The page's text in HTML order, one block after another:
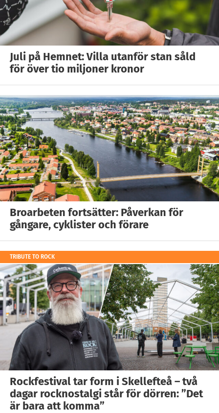
Juli på Hemnet: Villa utanför stan såld
för över tio miljoner kronor
Broarbeten fortsätter: Påverkan för
gångare, cyklister och förare
TRIBUTE TO ROCK
Rockfestival tar form i Skellefteå – två
dagar rocknostalgi står för dörren: ”Det
är bara att komma”